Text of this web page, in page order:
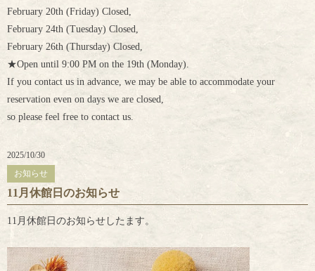
February 20th (Friday) Closed,
February 24th (Tuesday) Closed,
February 26th (Thursday) Closed,
★Open until 9:00 PM on the 19th (Monday).
If you contact us in advance, we may be able to accommodate your
reservation even on days we are closed,
so please feel free to contact us.
2025/10/30
お知らせ
11月休館日のお知らせ
11月休館日のお知らせしたます。